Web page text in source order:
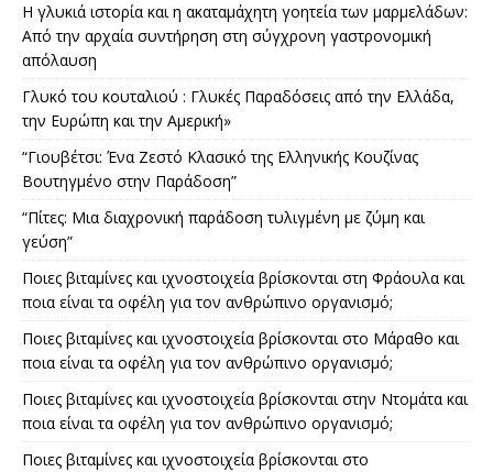
Η γλυκιά ιστορία και η ακαταμάχητη γοητεία των μαρμελάδων:
Από την αρχαία συντήρηση στη σύγχρονη γαστρονομική
απόλαυση
Γλυκό του κουταλιού : Γλυκές Παραδόσεις από την Ελλάδα,
την Ευρώπη και την Αμερική»
“Γιουβέτσι: Ένα Ζεστό Κλασικό της Ελληνικής Κουζίνας
Βουτηγμένο στην Παράδοση”
“Πίτες: Μια διαχρονική παράδοση τυλιγμένη με ζύμη και
γεύση”
Ποιες βιταμίνες και ιχνοστοιχεία βρίσκονται στη Φράουλα και
ποια είναι τα οφέλη για τον ανθρώπινο οργανισμό;
Ποιες βιταμίνες και ιχνοστοιχεία βρίσκονται στο Μάραθο και
ποια είναι τα οφέλη για τον ανθρώπινο οργανισμό;
Ποιες βιταμίνες και ιχνοστοιχεία βρίσκονται στην Ντομάτα και
ποια είναι τα οφέλη για τον ανθρώπινο οργανισμό;
Ποιες βιταμίνες και ιχνοστοιχεία βρίσκονται στο